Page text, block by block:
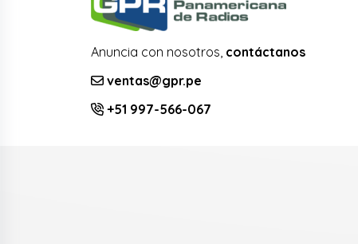
Anuncia con nosotros, contáctanos
ventas@gpr.pe
+51 997-566-067